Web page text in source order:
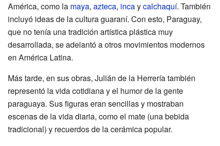
América, como la maya, azteca, incaycalchaquí. También
incluyó ideas de la cultura guaraní. Con esto, Paraguay,
que no tenía una tradición artística plástica muy
desarrollada, se adelantó a otros movimientos modernos
en América Latina.
Más tarde, en sus obras, Julián de la Herrería también
representó la vida cotidiana y el humor de la gente
paraguaya. Sus figuras eran sencillas y mostraban
escenas de la vida diaria, como el mate (una bebida
tradicional) y recuerdos de la cerámica popular.